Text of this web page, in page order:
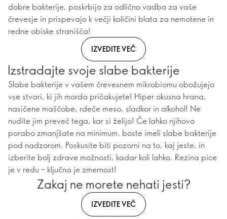
dobre bakterije, poskrbijo za odlično vadbo za vaše
črevesje in prispevajo k večji količini blata za nemotene in
redne obiske stranišča!
IZVEDITE VEČ
Izstradajte svoje slabe bakterije
Slabe bakterije v vašem črevesnem mikrobiomu obožujejo
vse stvari, ki jih morda pričakujete! Hiper okusna hrana,
nasičene maščobe, rdeče meso, sladkor in alkohol! Ne
nudite jim preveč tega, kar si želijo! Če lahko njihovo
porabo zmanjšate na minimum, boste imeli slabe bakterije
pod nadzorom. Poskusite biti pozorni na to, kaj jeste, in
izberite bolj zdrave možnosti, kadar koli lahko. Rezina pice
je v redu – ključna je zmernost!
Zakaj ne morete nehati jesti?
IZVEDITE VEČ